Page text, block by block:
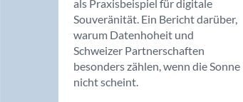
als Praxisbeispiel für digitale
Souveränität. Ein Bericht darüber,
warum Datenhoheit und
Schweizer Partnerschaften
besonders zählen, wenn die Sonne
nicht scheint.